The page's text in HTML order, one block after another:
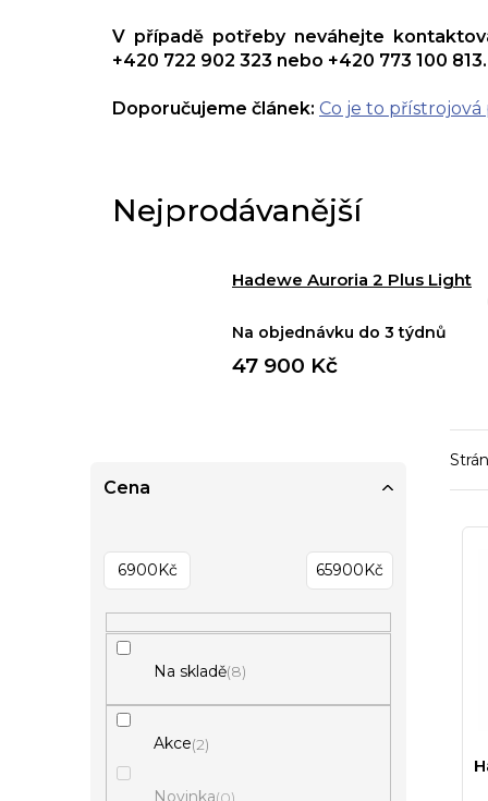
V případě potřeby neváhejte
+420 722 902 323 nebo +420 773 100 813.
Doporučujeme článek: Co je to
Nejprodávanější
Hadewe Auroria 2 Plus Light
Na objednávku do 3 týdnů
47 900 Kč
P
a
n
Cena
6900 Kč 65900 Kč
Na skladě 8
Akce 2
Novinka
V